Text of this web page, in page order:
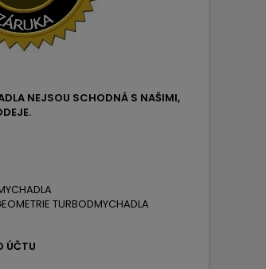
NEJSOU SCHODNÁ S NAŠIMI,
TURBODMYCHADLA
ÚČTU